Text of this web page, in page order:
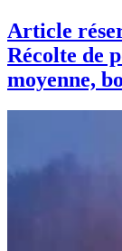
Article
Récolte de
moyenne,